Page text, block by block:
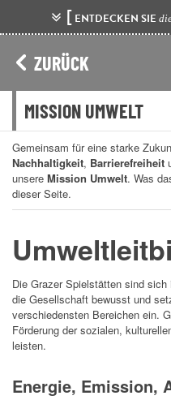
[ ENTDECKEN SIE
ZURÜCK
MISSION UMWELT
Gemeinsam für eine starke
Nachhaltigkeit, Barrierefreiheit
unsere Mission Umwelt. Was
dieser Seite.
Die Grazer Spielstätten sind
die Gesellschaft bewusst und
verschiedensten Bereichen ein.
Förderung der sozialen,
leisten.
Energie, Emission,